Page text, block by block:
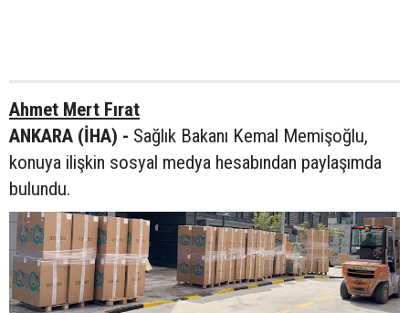
Ahmet Mert Fırat
ANKARA (İHA) - Sağlık Bakanı Kemal Memişoğlu,
konuya ilişkin sosyal medya hesabından paylaşımda
bulundu.